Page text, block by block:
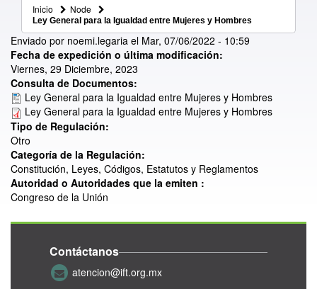
Inicio Node
Ley General para la Igualdad entre Mujeres y Hombres
Enviado por noemi.legaria el Mar, 07/06/2022 - 10:59
Fecha de expedición o última modificación:
Viernes, 29 Diciembre, 2023
Consulta de Documentos:
Ley General para la Igualdad entre Mujeres y Hombres
Ley General para la Igualdad entre Mujeres y Hombres
Tipo de Regulación:
Otro
Categoría de la Regulación:
Constitución, Leyes, Códigos, Estatutos y Reglamentos
Autoridad o Autoridades que la emiten :
Congreso de la Unión
Contáctanos
atencion@ift.org.mx